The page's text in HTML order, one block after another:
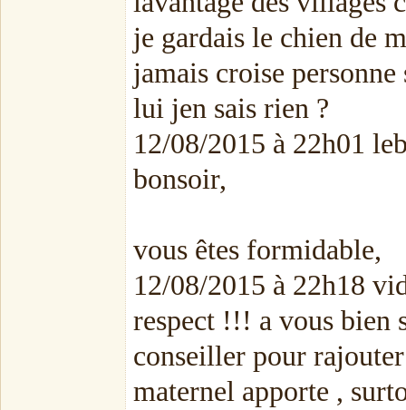
je gardais le chien de
jamais croise
lui jen sais rien ?
12/08/2015 à 22h01
bonsoir,
vous êtes formidable,
12/08/2015 à 22h18
respect !!! a vous bien
conseiller pour
maternel apporte ,